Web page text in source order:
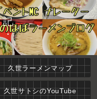
久世ラーメンマップ
久世サトシのYouTube